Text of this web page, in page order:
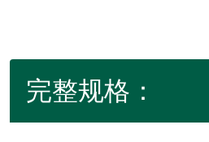
完整规格：